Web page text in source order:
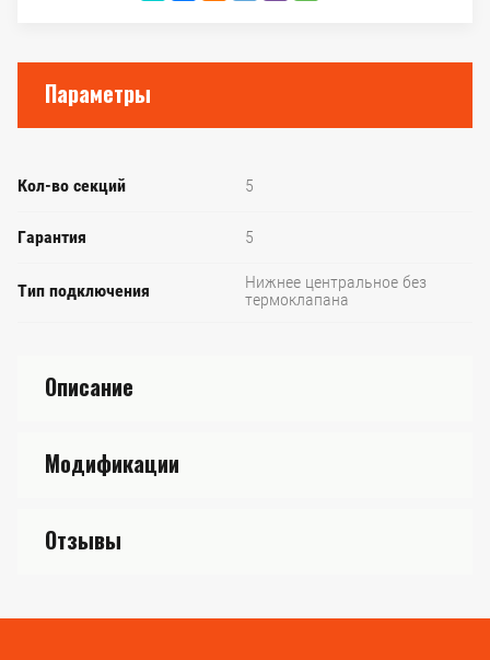
Параметры
Кол-во секций 5
Гарантия 5
Тип подключения
Нижнее центральное без
термоклапана
Описание
Модификации
Отзывы